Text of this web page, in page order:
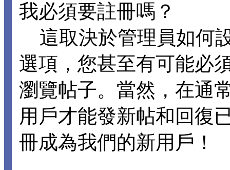
我必須要註冊嗎？
這取決於管理員如何
選項，您甚至有可能必
瀏覽帖子。當然，在通
用戶才能發新帖和回復
冊成為我們的新用戶！